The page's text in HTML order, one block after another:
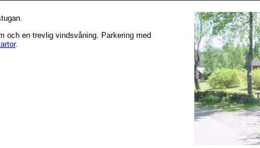
och en trevlig vindsvåning. Parkering med
.